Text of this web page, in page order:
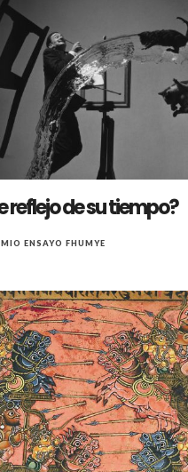
reflejo de su tiempo?
ENSAYO FHUMYE